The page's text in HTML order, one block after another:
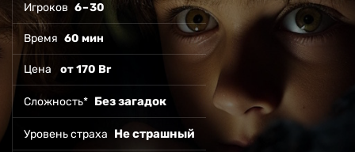
Игроков 6 – 30
Время 60 мин
Цена от 170 Br
Сложность* Без загадок
Уровень страха Не страшный